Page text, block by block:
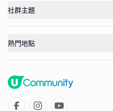
社群主題
熱門地點